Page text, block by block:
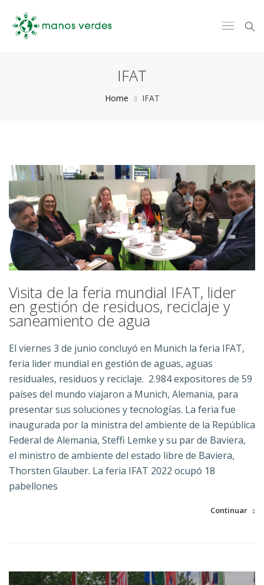
IFAT
Home IFAT
Visita de la feria mundial IFAT, lider
en gestión de residuos, reciclaje y
saneamiento de agua
El viernes 3 de junio concluyó en Munich la feria IFAT,
feria lider mundial en gestión de aguas, aguas
residuales, residuos y reciclaje. 2.984 expositores de 59
países del mundo viajaron a Munich, Alemania, para
presentar sus soluciones y tecnologías. La feria fue
inaugurada por la ministra del ambiente de la República
Federal de Alemania, Steffi Lemke y su par de Baviera,
el ministro de ambiente del estado libre de Baviera,
Thorsten Glauber. La feria IFAT 2022 ocupó 18
pabellones
Continuar